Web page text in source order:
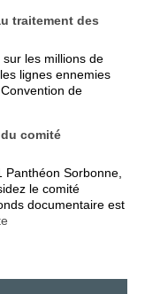
traitement des
les millions de
lignes ennemies
de
comité
Sorbonne,
le comité
documentaire est